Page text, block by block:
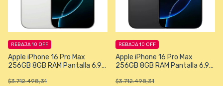
Apple iPhone 16 Pro Max
256GB 8GB RAM Pantalla 6.9"
$3.712.498,31
REBAJA 10 OFF
Apple iPhone 16 Pro Max
256GB 8GB RAM Pantalla 6.9"
$3.712.498,31
REBAJA 10 OFF